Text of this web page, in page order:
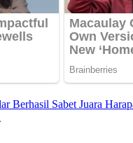
Berhasil Sabet Juara